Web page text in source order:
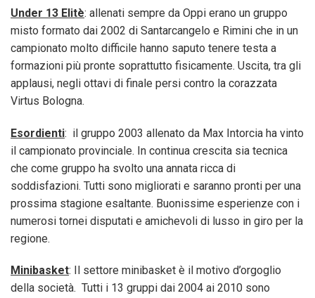
Under 13 Elitè: allenati sempre da Oppi erano un gruppo
misto formato dai 2002 di Santarcangelo e Rimini che in un
campionato molto difficile hanno saputo tenere testa a
formazioni più pronte soprattutto fisicamente. Uscita, tra gli
applausi, negli ottavi di finale persi contro la corazzata
Virtus Bologna.
Esordienti: il gruppo 2003 allenato da Max Intorcia ha vinto
il campionato provinciale. In continua crescita sia tecnica
che come gruppo ha svolto una annata ricca di
soddisfazioni. Tutti sono migliorati e saranno pronti per una
prossima stagione esaltante. Buonissime esperienze con i
numerosi tornei disputati e amichevoli di lusso in giro per la
regione.
Minibasket: Il settore minibasket è il motivo d’orgoglio
della società. Tutti i 13 gruppi dai 2004 ai 2010 sono